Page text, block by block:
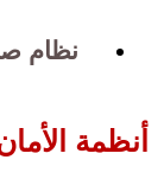
نظام
أنظمة